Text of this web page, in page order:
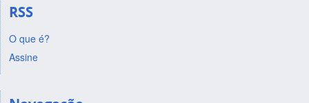
RSS
O que é?
Assine